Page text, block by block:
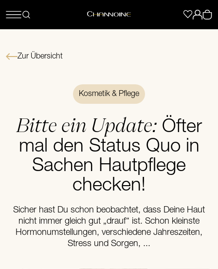
Zur Übersicht
Kosmetik & Pflege
Bitte ein Update:Öfter
mal den Status Quo in
Sachen Hautpflege
checken!
Sicher hast Du schon beobachtet, dass Deine Haut
nicht immer gleich gut „drauf“ ist. Schon kleinste
Hormonumstellungen, verschiedene Jahreszeiten,
Stress und Sorgen, ...